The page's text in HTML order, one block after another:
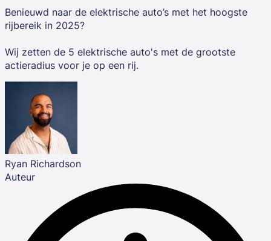
Benieuwd naar de elektrische auto’s met het hoogste
rijbereik in 2025?
Wij zetten de 5 elektrische auto's met de grootste
actieradius voor je op een rij.
Ryan Richardson
Auteur